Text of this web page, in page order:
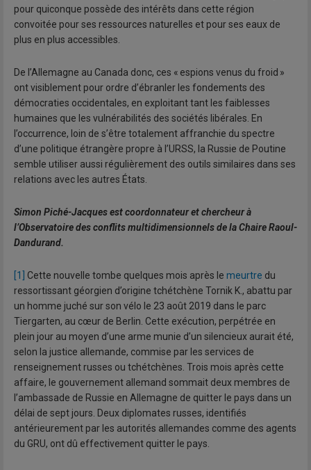
pour quiconque possède des intérêts dans cette région
convoitée pour ses ressources naturelles et pour ses eaux de
plus en plus accessibles.
De l’Allemagne au Canada donc, ces « espions venus du froid »
ont visiblement pour ordre d’ébranler les fondements des
démocraties occidentales, en exploitant tant les faiblesses
humaines que les vulnérabilités des sociétés libérales. En
l’occurrence, loin de s’être totalement affranchie du spectre
d’une politique étrangère propre à l’URSS, la Russie de Poutine
semble utiliser aussi régulièrement des outils similaires dans ses
relations avec les autres États.
Simon Piché-Jacques est coordonnateur et chercheur à
l’Observatoire des conflits multidimensionnels de la Chaire Raoul-
Dandurand.
[1] Cette nouvelle tombe quelques mois après le meurtre du
ressortissant géorgien d’origine tchétchène Tornik K., abattu par
un homme juché sur son vélo le 23 août 2019 dans le parc
Tiergarten, au cœur de Berlin. Cette exécution, perpétrée en
plein jour au moyen d’une arme munie d’un silencieux aurait été,
selon la justice allemande, commise par les services de
renseignement russes ou tchétchènes. Trois mois après cette
affaire, le gouvernement allemand sommait deux membres de
l’ambassade de Russie en Allemagne de quitter le pays dans un
délai de sept jours. Deux diplomates russes, identifiés
antérieurement par les autorités allemandes comme des agents
du GRU, ont dû effectivement quitter le pays.